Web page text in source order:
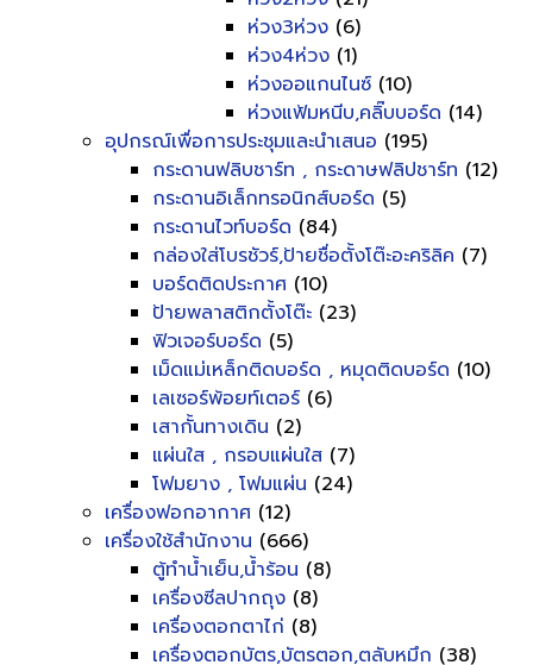
ห่วง3ห่วง (6)
ห่วง4ห่วง (1)
ห่วงออแกนไนซ์ (10)
ห่วงแฟ้มหนีบ,คลิ๊บบอร์ด (14)
อุปกรณ์เพื่อการประชุมและนำเสนอ (195)
กระดานฟลิบชาร์ท , กระดาษฟลิปชาร์ท (12)
กระดานอิเล็กทรอนิกส์บอร์ด (5)
กระดานไวท์บอร์ด (84)
กล่องใส่โบรชัวร์,ป้ายชื่อตั้งโต๊ะอะคริลิค (7)
บอร์ดติดประกาศ (10)
ป้ายพลาสติกตั้งโต๊ะ (23)
ฟิวเจอร์บอร์ด (5)
เม็ดแม่เหล็กติดบอร์ด , หมุดติดบอร์ด (10)
เลเซอร์พ้อยท์เตอร์ (6)
เสากั้นทางเดิน (2)
แผ่นใส , กรอบแผ่นใส (7)
โฟมยาง , โฟมแผ่น (24)
เครื่องฟอกอากาศ (12)
เครื่องใช้สำนักงาน (666)
ตู้ทำน้ำเย็น,น้ำร้อน (8)
เครื่องซีลปากถุง (8)
เครื่องตอกตาไก่ (8)
เครื่องตอกบัตร,บัตรตอก,ตลับหมึก (38)